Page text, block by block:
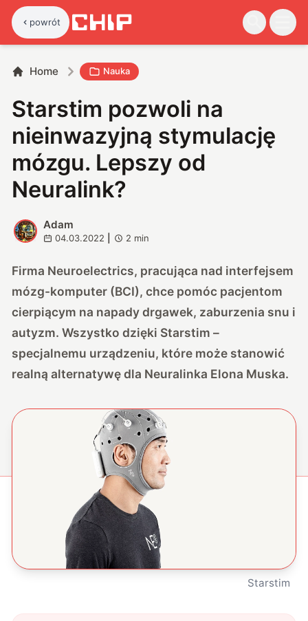
powrót
Home Nauka
Starstim pozwoli na
nieinwazyjną stymulację
mózgu. Lepszy od
Neuralink?
A
Adam
04.03.2022 2 min
Firma Neuroelectrics, pracująca nad interfejsem
mózg-komputer (BCI), chce pomóc pacjentom
cierpiącym na napady drgawek, zaburzenia snu i
autyzm. Wszystko dzięki Starstim –
specjalnemu urządzeniu, które może stanowić
realną alternatywę dla Neuralinka Elona Muska.
Starstim